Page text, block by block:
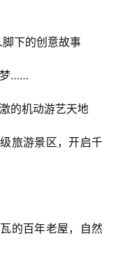
脚下的创意故事
梦……
的机动游艺天地
旅游景区，开启千
的百年老屋，自然